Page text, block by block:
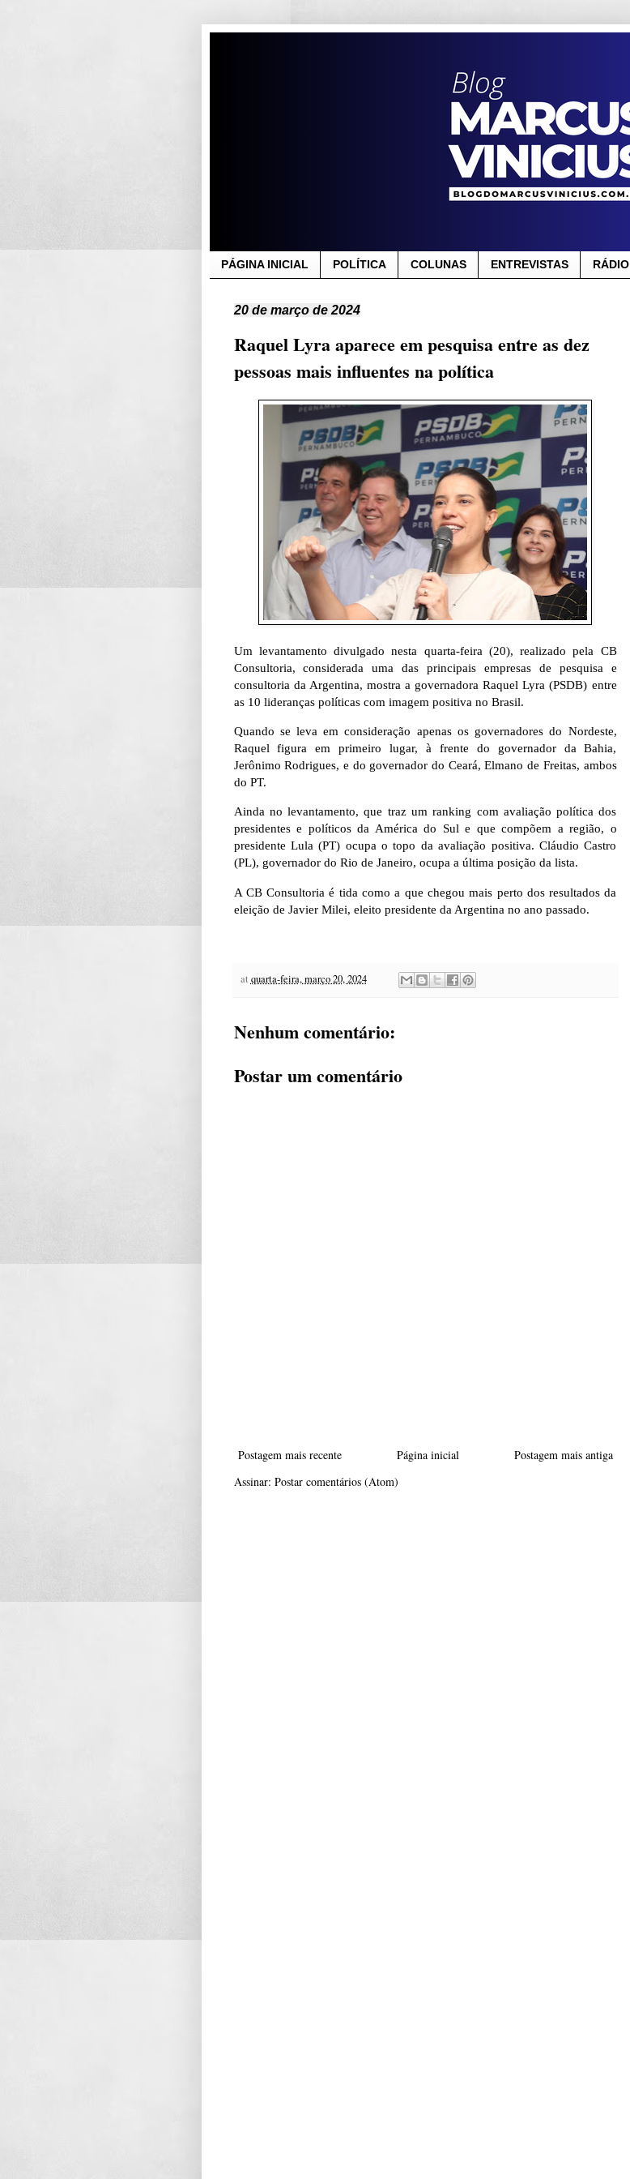
PÁGINA INICIAL POLÍTICA COLUNAS ENTREVISTAS RÁDIO
20 de março de 2024
Raquel Lyra aparece em pesquisa entre as dez
pessoas mais influentes na política
Um levantamento divulgado nesta quarta-feira (20), realizado pela CB
Consultoria, considerada uma das principais empresas de pesquisa e
consultoria da Argentina, mostra a governadora Raquel Lyra (PSDB) entre
as 10 lideranças políticas com imagem positiva no Brasil.
Quando se leva em consideração apenas os governadores do Nordeste,
Raquel figura em primeiro lugar, à frente do governador da Bahia,
Jerônimo Rodrigues, e do governador do Ceará, Elmano de Freitas, ambos
do PT.
Ainda no levantamento, que traz um ranking com avaliação política dos
presidentes e políticos da América do Sul e que compõem a região, o
presidente Lula (PT) ocupa o topo da avaliação positiva. Cláudio Castro
(PL), governador do Rio de Janeiro, ocupa a última posição da lista.
A CB Consultoria é tida como a que chegou mais perto dos resultados da
eleição de Javier Milei, eleito presidente da Argentina no ano passado.
at quarta-feira, março 20, 2024
Nenhum comentário:
Postar um comentário
Postagem mais recente Postagem mais antiga
Página inicial
Assinar: Postar comentários (Atom)